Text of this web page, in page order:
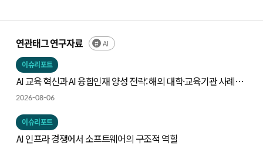
연관태그 연구자료 AI
이슈리포트
AI 교육 혁신과 AI 융합인재 양성 전략: 해외 대학·교육기관 사례와
시사점
2026-08-06
이슈리포트
AI 인프라 경쟁에서 소프트웨어의 구조적 역할